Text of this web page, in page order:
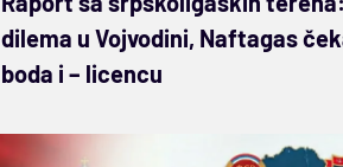
dilema u Vojvodini, Naftagas
boda i – licencu